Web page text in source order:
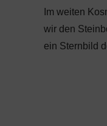
Im weiten
wir den
ein Sternbild